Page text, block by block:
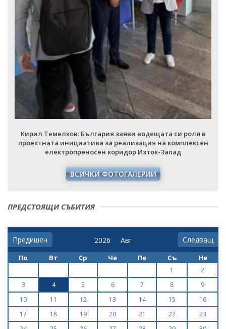
Кирил Темелков: България заяви водещата си роля в
проектната инициатива за реализация на комплексен
електропреносен коридор Изток-Запад
ВСИЧКИ ФОТОГАЛЕРИИ
ПРЕДСТОЯЩИ СЪБИТИЯ
Предишен Следващ
По Вт Ср Че Пе Съ Не
1
2
3
4 5 6 7 8
9
10
11 12 13 14 15
16
17
18 19 20 21 22
23